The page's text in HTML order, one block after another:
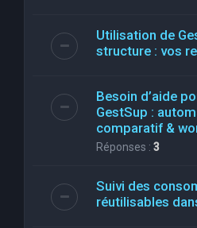
Utilisation de
structure : vos
Besoin d’aide
GestSup :
comparatif &
Réponses : 3
Suivi des
réutilisables